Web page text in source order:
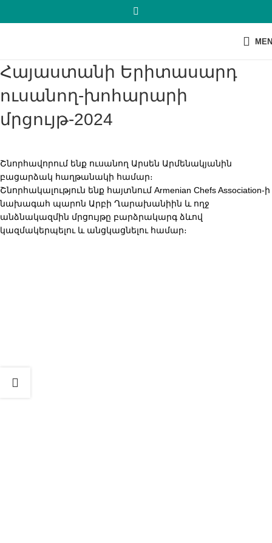
Հայաստանի Երիտասարդ
ուսանող-խոհարարի
մրցույթ-2024
Շնորհավորում ենք ուսանող Արսեն Արմենակյանին
բացարձակ հաղթանակի համար։
Շնորհակալություն ենք հայտնում Armenian Chefs Association-ի
նախագահ պարոն Արբի Ղարախանիին և ողջ
անձնակազմին մրցույթը բարձրակարգ ձևով
կազմակերպելու և անցկացնելու համար։